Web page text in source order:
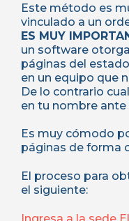
Este método es
vinculado a un
ES MUY
un software
páginas del
en un equipo que
De lo contrario
en tu nombre
Es muy cómodo
páginas de forma
El proceso para
el siguiente: